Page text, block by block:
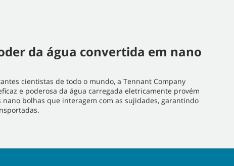
da água convertida em nano
cientistas de todo o mundo, a Tennant Company
e poderosa da água carregada eletricamente provém
bolhas que interagem com as sujidades, garantindo